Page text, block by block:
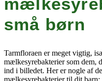
små børn
Tarmfloraen er meget vigtig,
mælkesyrebakterier som dem,
ind i billedet. Her er nogle af
mælkesyrebakterier til dit barn: